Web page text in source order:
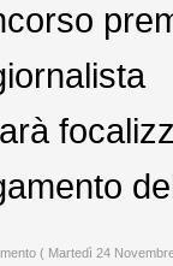
( Martedì 24